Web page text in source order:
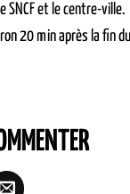
SNCF et le centre-ville.
20 min après la fin